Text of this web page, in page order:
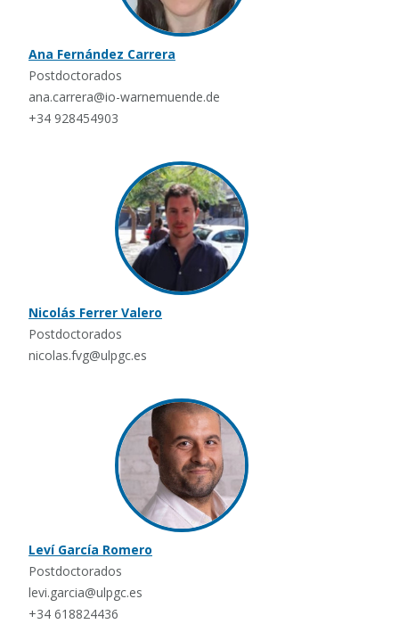
Ana Fernández Carrera
Postdoctorados
ana.carrera@io-warnemuende.de
+34 928454903
Nicolás Ferrer Valero
Postdoctorados
nicolas.fvg@ulpgc.es
Leví García Romero
Postdoctorados
levi.garcia@ulpgc.es
+34 618824436